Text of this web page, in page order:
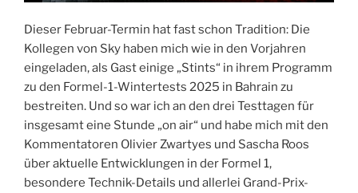
Dieser Februar-Termin hat fast schon Tradition: Die
Kollegen von Sky haben mich wie in den Vorjahren
eingeladen, als Gast einige „Stints“ in ihrem Programm
zu den Formel-1-Wintertests 2025 in Bahrain zu
bestreiten. Und so war ich an den drei Testtagen für
insgesamt eine Stunde „on air“ und habe mich mit den
Kommentatoren Olivier Zwartyes und Sascha Roos
über aktuelle Entwicklungen in der Formel 1,
besondere Technik-Details und allerlei Grand-Prix-